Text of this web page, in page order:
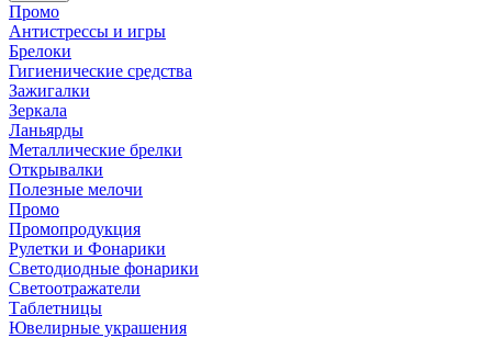
Промо
Антистрессы и игры
Брелоки
Гигиенические средства
Зажигалки
Зеркала
Ланьярды
Металлические брелки
Открывалки
Полезные мелочи
Промо
Промопродукция
Рулетки и Фонарики
Светодиодные фонарики
Светоотражатели
Таблетницы
Ювелирные украшения